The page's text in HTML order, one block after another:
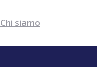
Chi siamo